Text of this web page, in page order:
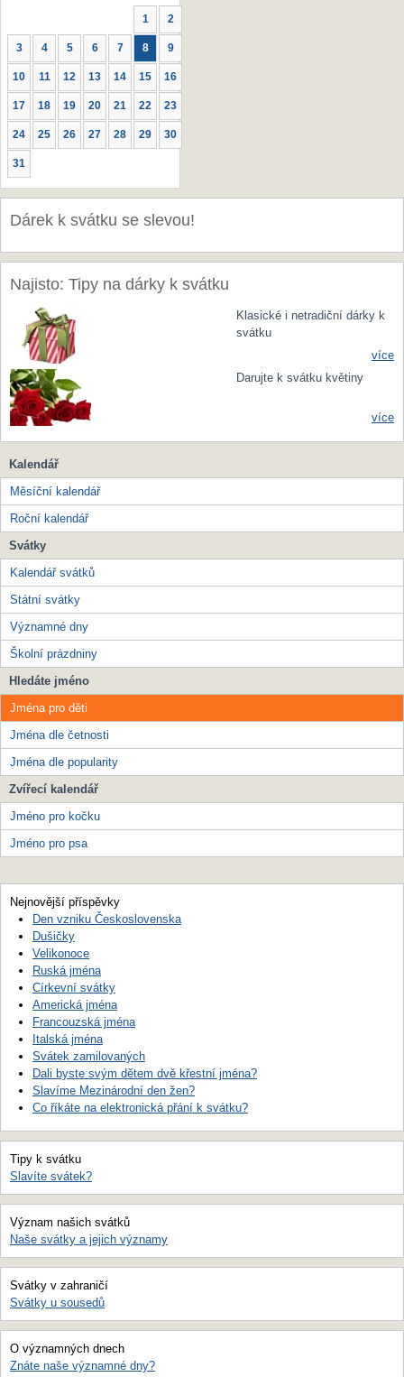
1 2
3 4 5 6 7 8 9
10 11 12 13 14 15 16
17 18 19 20 21 22 23
24 25 26 27 28 29 30
31
Dárek k svátku se slevou!
Najisto: Tipy na dárky k svátku
Klasické i netradiční dárky k
svátku
více
Darujte k svátku květiny
více
Kalendář
Měsíční kalendář
Roční kalendář
Svátky
Kalendář svátků
Státní svátky
Významné dny
Školní prázdniny
Hledáte jméno
Jména pro děti
Jména dle četnosti
Jména dle popularity
Zvířecí kalendář
Jméno pro kočku
Jméno pro psa
Nejnovější příspěvky
Den vzniku Československa
Dušičky
Velikonoce
Ruská jména
Církevní svátky
Americká jména
Francouzská jména
Italská jména
Svátek zamilovaných
Dali byste svým dětem dvě křestní jména?
Slavíme Mezinárodní den žen?
Co říkáte na elektronická přání k svátku?
Tipy k svátku
Slavíte svátek?
Význam našich svátků
Naše svátky a jejich významy
Svátky v zahraničí
Svátky u sousedů
O významných dnech
Znáte naše významné dny?